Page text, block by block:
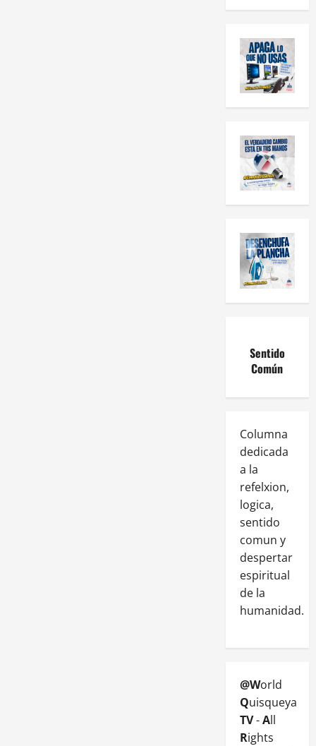
Sentido
Común
Columna
dedicada
a la
refelxion,
logica,
sentido
comun y
despertar
espiritual
de la
humanidad.
@World
Quisqueya
TV-All
Rights